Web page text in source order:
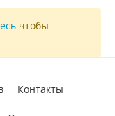
чтобы
Контакты